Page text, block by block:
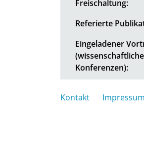
Freischaltung:
Referierte
Eingeladener
(wissenschaftliche
Konferenzen):
Kontakt